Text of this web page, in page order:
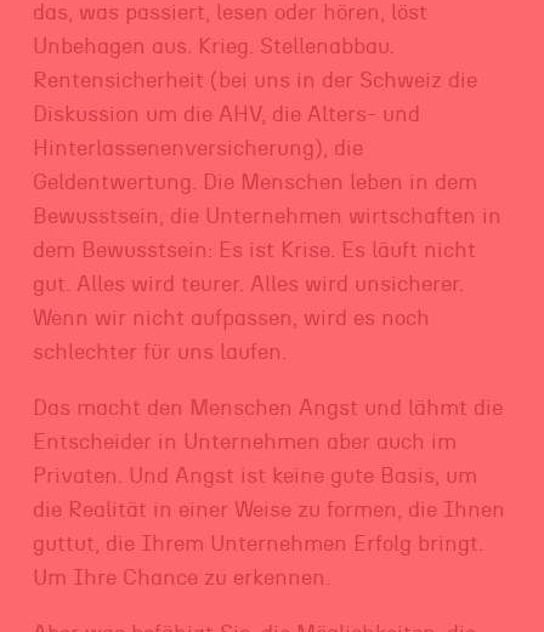
das, was passiert, lesen oder hören, löst
Unbehagen aus. Krieg. Stellenabbau.
Rentensicherheit (bei uns in der Schweiz die
Diskussion um die AHV, die Alters- und
Hinterlassenenversicherung), die
Geldentwertung. Die Menschen leben in dem
Bewusstsein, die Unternehmen wirtschaften in
dem Bewusstsein: Es ist Krise. Es läuft nicht
gut. Alles wird teurer. Alles wird unsicherer.
Wenn wir nicht aufpassen, wird es noch
schlechter für uns laufen.
Das macht den Menschen Angst und lähmt die
Entscheider in Unternehmen aber auch im
Privaten. Und Angst ist keine gute Basis, um
die Realität in einer Weise zu formen, die Ihnen
guttut, die Ihrem Unternehmen Erfolg bringt.
Um Ihre Chance zu erkennen.